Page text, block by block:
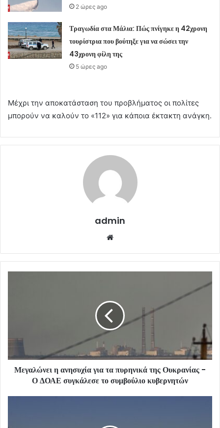
2 ώρες ago
Τραγωδία στα Μάλια: Πώς πνίγηκε η 42χρονη
τουρίστρια που βούτηξε για να σώσει την
43χρονη φίλη της
5 ώρες ago
Μέχρι την αποκατάσταση του προβλήματος οι πολίτες
μπορούν να καλούν το «112» για κάποια έκτακτη ανάγκη.
admin
Μεγαλώνει η ανησυχία για τα πυρηνικά της Ουκρανίας -
Ο ΔΟΑΕ συγκάλεσε το συμβούλιο κυβερνητών